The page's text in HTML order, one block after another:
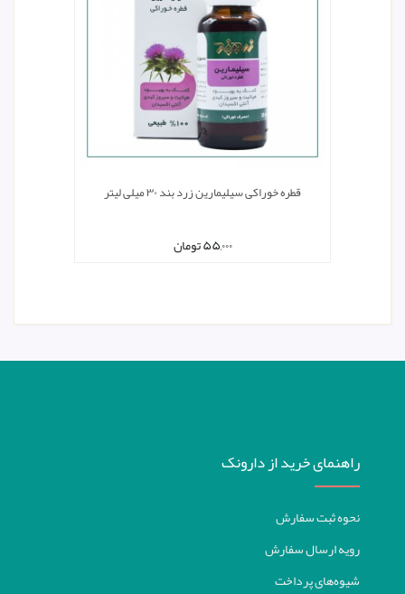
قطره خوراکی سیلیمارین زرد بند ۳۰ میلی لیتر
۵۵,۰۰۰تومان
راهنمای خرید از دارونک
نحوه ثبت سفارش
رویه ارسال سفارش
شیوه‌های پرداخت